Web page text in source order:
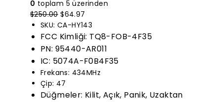
0 toplam 5 üzerinden
$250.00 Orijinal
fiyatı:
$250.00.
$64.97
fiyat:
$64.97.
SKU: CA-HY143
FCC Kimliği: TQ8-FOB-4F35
PN: 95440-AR011
IC: 5074A-F0B4F35
Frekans: 434MHz
Çip: 47
Düğmeler: Kilit, Açık, Panik, Uzaktan